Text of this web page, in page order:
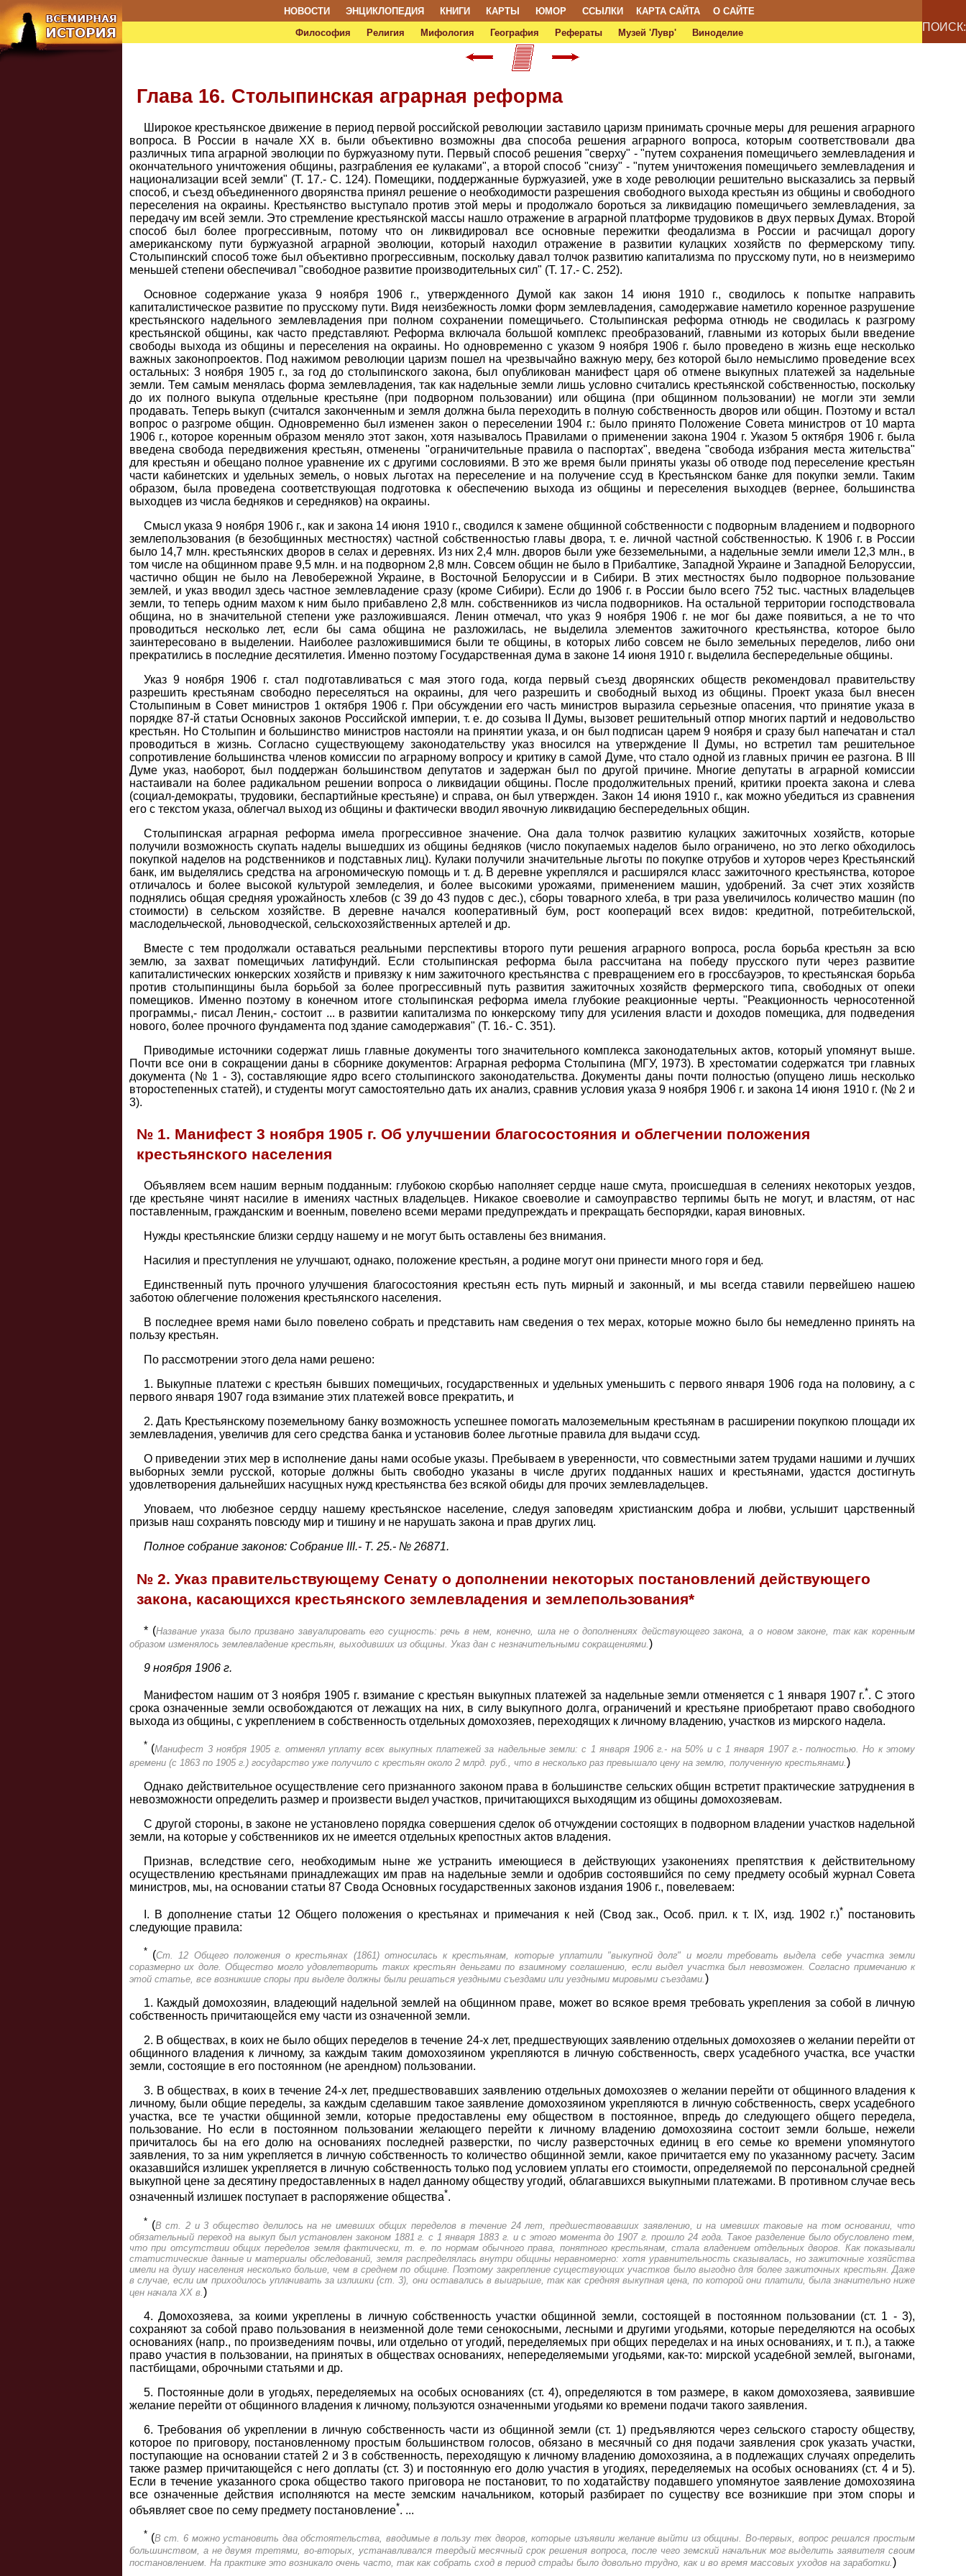
НОВОСТИ ЭНЦИКЛОПЕДИЯ КНИГИ КАРТЫ ЮМОР ССЫЛКИ КАРТА САЙТА
О САЙТЕ
Философия
Религия Мифология География Рефераты Музей 'Лувр' Виноделие ПОИСК:
Глава 16. Столыпинская аграрная реформа
Широкое крестьянское движение в период первой российской революции заставило царизм принимать срочные меры для решения аграрного
вопроса. В России в начале XX в. были объективно возможны два способа решения аграрного вопроса, которым соответствовали два
различных типа аграрной эволюции по буржуазному пути. Первый способ решения "сверху" - "путем сохранения помещичьего землевладения и
окончательного уничтожения общины, разграбления ее кулаками", а второй способ "снизу" - "путем уничтожения помещичьего землевладения и
национализации всей земли" (Т. 17.- С. 124). Помещики, поддержанные буржуазией, уже в ходе революции решительно высказались за первый
способ, и съезд объединенного дворянства принял решение о необходимости разрешения свободного выхода крестьян из общины и свободного
переселения на окраины. Крестьянство выступало против этой меры и продолжало бороться за ликвидацию помещичьего землевладения, за
передачу им всей земли. Это стремление крестьянской массы нашло отражение в аграрной платформе трудовиков в двух первых Думах. Второй
способ был более прогрессивным, потому что он ликвидировал все основные пережитки феодализма в России и расчищал дорогу
американскому пути буржуазной аграрной эволюции, который находил отражение в развитии кулацких хозяйств по фермерскому типу.
Столыпинский способ тоже был объективно прогрессивным, поскольку давал толчок развитию капитализма по прусскому пути, но в неизмеримо
меньшей степени обеспечивал "свободное развитие производительных сил" (Т. 17.- С. 252).
Основное содержание указа 9 ноября 1906 г., утвержденного Думой как закон 14 июня 1910 г., сводилось к попытке направить
капиталистическое развитие по прусскому пути. Видя неизбежность ломки форм землевладения, самодержавие наметило коренное разрушение
крестьянского надельного землевладения при полном сохранении помещичьего. Столыпинская реформа отнюдь не сводилась к разгрому
крестьянской общины, как часто представляют. Реформа включала большой комплекс преобразований, главными из которых были введение
свободы выхода из общины и переселения на окраины. Но одновременно с указом 9 ноября 1906 г. было проведено в жизнь еще несколько
важных законопроектов. Под нажимом революции царизм пошел на чрезвычайно важную меру, без которой было немыслимо проведение всех
остальных: 3 ноября 1905 г., за год до столыпинского закона, был опубликован манифест царя об отмене выкупных платежей за надельные
земли. Тем самым менялась форма землевладения, так как надельные земли лишь условно считались крестьянской собственностью, поскольку
до их полного выкупа отдельные крестьяне (при подворном пользовании) или община (при общинном пользовании) не могли эти земли
продавать. Теперь выкуп (считался законченным и земля должна была переходить в полную собственность дворов или общин. Поэтому и встал
вопрос о разгроме общин. Одновременно был изменен закон о переселении 1904 г.: было принято Положение Совета министров от 10 марта
1906 г., которое коренным образом меняло этот закон, хотя называлось Правилами о применении закона 1904 г. Указом 5 октября 1906 г. была
введена свобода передвижения крестьян, отменены "ограничительные правила о паспортах", введена "свобода избрания места жительства"
для крестьян и обещано полное уравнение их с другими сословиями. В это же время были приняты указы об отводе под переселение крестьян
части кабинетских и удельных земель, о новых льготах на переселение и на получение ссуд в Крестьянском банке для покупки земли. Таким
образом, была проведена соответствующая подготовка к обеспечению выхода из общины и переселения выходцев (вернее, большинства
выходцев из числа бедняков и середняков) на окраины.
Смысл указа 9 ноября 1906 г., как и закона 14 июня 1910 г., сводился к замене общинной собственности с подворным владением и подворного
землепользования (в безобщинных местностях) частной собственностью главы двора, т. е. личной частной собственностью. К 1906 г. в России
было 14,7 млн. крестьянских дворов в селах и деревнях. Из них 2,4 млн. дворов были уже безземельными, а надельные земли имели 12,3 млн., в
том числе на общинном праве 9,5 млн. и на подворном 2,8 млн. Совсем общин не было в Прибалтике, Западной Украине и Западной Белоруссии,
частично общин не было на Левобережной Украине, в Восточной Белоруссии и в Сибири. В этих местностях было подворное пользование
землей, и указ вводил здесь частное землевладение сразу (кроме Сибири). Если до 1906 г. в России было всего 752 тыс. частных владельцев
земли, то теперь одним махом к ним было прибавлено 2,8 млн. собственников из числа подворников. На остальной территории господствовала
община, но в значительной степени уже разложившаяся. Ленин отмечал, что указ 9 ноября 1906 г. не мог бы даже появиться, а не то что
проводиться несколько лет, если бы сама община не разложилась, не выделила элементов зажиточного крестьянства, которое было
заинтересовано в выделении. Наиболее разложившимися были те общины, в которых либо совсем не было земельных переделов, либо они
прекратились в последние десятилетия. Именно поэтому Государственная дума в законе 14 июня 1910 г. выделила беспередельные общины.
Указ 9 ноября 1906 г. стал подготавливаться с мая этого года, когда первый съезд дворянских обществ рекомендовал правительству
разрешить крестьянам свободно переселяться на окраины, для чего разрешить и свободный выход из общины. Проект указа был внесен
Столыпиным в Совет министров 1 октября 1906 г. При обсуждении его часть министров выразила серьезные опасения, что принятие указа в
порядке 87-й статьи Основных законов Российской империи, т. е. до созыва II Думы, вызовет решительный отпор многих партий и недовольство
крестьян. Но Столыпин и большинство министров настояли на принятии указа, и он был подписан царем 9 ноября и сразу был напечатан и стал
проводиться в жизнь. Согласно существующему законодательству указ вносился на утверждение II Думы, но встретил там решительное
сопротивление большинства членов комиссии по аграрному вопросу и критику в самой Думе, что стало одной из главных причин ее разгона. В III
Думе указ, наоборот, был поддержан большинством депутатов и задержан был по другой причине. Многие депутаты в аграрной комиссии
настаивали на более радикальном решении вопроса о ликвидации общины. После продолжительных прений, критики проекта закона и слева
(социал-демократы, трудовики, беспартийные крестьяне) и справа, он был утвержден. Закон 14 июня 1910 г., как можно убедиться из сравнения
его с текстом указа, облегчал выход из общины и фактически вводил явочную ликвидацию беспередельных общин.
Столыпинская аграрная реформа имела прогрессивное значение. Она дала толчок развитию кулацких зажиточных хозяйств, которые
получили возможность скупать наделы вышедших из общины бедняков (число покупаемых наделов было ограничено, но это легко обходилось
покупкой наделов на родственников и подставных лиц). Кулаки получили значительные льготы по покупке отрубов и хуторов через Крестьянский
банк, им выделялись средства на агрономическую помощь и т. д. В деревне укреплялся и расширялся класс зажиточного крестьянства, которое
отличалось и более высокой культурой земледелия, и более высокими урожаями, применением машин, удобрений. За счет этих хозяйств
поднялись общая средняя урожайность хлебов (с 39 до 43 пудов с дес.), сборы товарного хлеба, в три раза увеличилось количество машин (по
стоимости) в сельском хозяйстве. В деревне начался кооперативный бум, рост коопераций всех видов: кредитной, потребительской,
маслодельческой, льноводческой, сельскохозяйственных артелей и др.
Вместе с тем продолжали оставаться реальными перспективы второго пути решения аграрного вопроса, росла борьба крестьян за всю
землю, за захват помещичьих латифундий. Если столыпинская реформа была рассчитана на победу прусского пути через развитие
капиталистических юнкерских хозяйств и привязку к ним зажиточного крестьянства с превращением его в гроссбауэров, то крестьянская борьба
против столыпинщины была борьбой за более прогрессивный путь развития зажиточных хозяйств фермерского типа, свободных от опеки
помещиков. Именно поэтому в конечном итоге столыпинская реформа имела глубокие реакционные черты. "Реакционность черносотенной
программы,- писал Ленин,- состоит ... в развитии капитализма по юнкерскому типу для усиления власти и доходов помещика, для подведения
нового, более прочного фундамента под здание самодержавия" (Т. 16.- С. 351).
Приводимые источники содержат лишь главные документы того значительного комплекса законодательных актов, который упомянут выше.
Почти все они в сокращении даны в сборнике документов: Аграрная реформа Столыпина (МГУ, 1973). В хрестоматии содержатся три главных
документа (№ 1 - 3), составляющие ядро всего столыпинского законодательства. Документы даны почти полностью (опущено лишь несколько
второстепенных статей), и студенты могут самостоятельно дать их анализ, сравнив условия указа 9 ноября 1906 г. и закона 14 июня 1910 г. (№ 2 и
3).
№ 1. Манифест 3 ноября 1905 г. Об улучшении благосостояния и облегчении положения
крестьянского населения
Объявляем всем нашим верным подданным: глубокою скорбью наполняет сердце наше смута, происшедшая в селениях некоторых уездов,
где крестьяне чинят насилие в имениях частных владельцев. Никакое своеволие и самоуправство терпимы быть не могут, и властям, от нас
поставленным, гражданским и военным, повелено всеми мерами предупреждать и прекращать беспорядки, карая виновных.
Нужды крестьянские близки сердцу нашему и не могут быть оставлены без внимания.
Насилия и преступления не улучшают, однако, положение крестьян, а родине могут они принести много горя и бед.
Единственный путь прочного улучшения благосостояния крестьян есть путь мирный и законный, и мы всегда ставили первейшею нашею
заботою облегчение положения крестьянского населения.
В последнее время нами было повелено собрать и представить нам сведения о тех мерах, которые можно было бы немедленно принять на
пользу крестьян.
По рассмотрении этого дела нами решено:
1. Выкупные платежи с крестьян бывших помещичьих, государственных и удельных уменьшить с первого января 1906 года на половину, а с
первого января 1907 года взимание этих платежей вовсе прекратить, и
2. Дать Крестьянскому поземельному банку возможность успешнее помогать малоземельным крестьянам в расширении покупкою площади их
землевладения, увеличив для сего средства банка и установив более льготные правила для выдачи ссуд.
О приведении этих мер в исполнение даны нами особые указы. Пребываем в уверенности, что совместными затем трудами нашими и лучших
выборных земли русской, которые должны быть свободно указаны в числе других подданных наших и крестьянами, удастся достигнуть
удовлетворения дальнейших насущных нужд крестьянства без всякой обиды для прочих землевладельцев.
Уповаем, что любезное сердцу нашему крестьянское население, следуя заповедям христианским добра и любви, услышит царственный
призыв наш сохранять повсюду мир и тишину и не нарушать закона и прав других лиц.
Полное собрание законов: Собрание III.- Т. 25.- № 26871.
№ 2. Указ правительствующему Сенату о дополнении некоторых постановлений действующего
закона, касающихся крестьянского землевладения и землепользования*
* (Название указа было призвано завуалировать его сущность: речь в нем, конечно, шла не о дополнениях действующего закона, а о новом законе, так как коренным
образом изменялось землевладение крестьян, выходивших из общины. Указ дан с незначительными сокращениями.)
9 ноября 1906 г.
Манифестом нашим от 3 ноября 1905 г. взимание с крестьян выкупных платежей за надельные земли отменяется с 1 января 1907 г.*. С этого
срока означенные земли освобождаются от лежащих на них, в силу выкупного долга, ограничений и крестьяне приобретают право свободного
выхода из общины, с укреплением в собственность отдельных домохозяев, переходящих к личному владению, участков из мирского надела.
* (Манифест 3 ноября 1905 г. отменял уплату всех выкупных платежей за надельные земли: с 1 января 1906 г.- на 50% и с 1 января 1907 г.- полностью. Но к этому
времени (с 1863 по 1905 г.) государство уже получило с крестьян около 2 млрд. руб., что в несколько раз превышало цену на землю, полученную крестьянами. )
Однако действительное осуществление сего признанного законом права в большинстве сельских общин встретит практические затруднения в
невозможности определить размер и произвести выдел участков, причитающихся выходящим из общины домохозяевам.
С другой стороны, в законе не установлено порядка совершения сделок об отчуждении состоящих в подворном владении участков надельной
земли, на которые у собственников их не имеется отдельных крепостных актов владения.
Признав, вследствие сего, необходимым ныне же устранить имеющиеся в действующих узаконениях препятствия к действительному
осуществлению крестьянами принадлежащих им прав на надельные земли и одобрив состоявшийся по сему предмету особый журнал Совета
министров, мы, на основании статьи 87 Свода Основных государственных законов издания 1906 г., повелеваем:
I. В дополнение статьи 12 Общего положения о крестьянах и примечания к ней (Свод зак., Особ. прил. к т. IX, изд. 1902 г.)* постановить
следующие правила:
* (Ст. 12 Общего положения о крестьянах (1861) относилась к крестьянам, которые уплатили "выкупной долг" и могли требовать выдела себе участка земли
соразмерно их доле. Общество могло удовлетворить таких крестьян деньгами по взаимному соглашению, если выдел участка был невозможен. Согласно примечанию к
этой статье, все возникшие споры при выделе должны были решаться уездными съездами или уездными мировыми съездами.)
1. Каждый домохозяин, владеющий надельной землей на общинном праве, может во всякое время требовать укрепления за собой в личную
собственность причитающейся ему части из означенной земли.
2. В обществах, в коих не было общих переделов в течение 24-х лет, предшествующих заявлению отдельных домохозяев о желании перейти от
общинного владения к личному, за каждым таким домохозяином укрепляются в личную собственность, сверх усадебного участка, все участки
земли, состоящие в его постоянном (не арендном) пользовании.
3. В обществах, в коих в течение 24-х лет, предшествовавших заявлению отдельных домохозяев о желании перейти от общинного владения к
личному, были общие переделы, за каждым сделавшим такое заявление домохозяином укрепляются в личную собственность, сверх усадебного
участка, все те участки общинной земли, которые предоставлены ему обществом в постоянное, впредь до следующего общего передела,
пользование. Но если в постоянном пользовании желающего перейти к личному владению домохозяина состоит земли больше, нежели
причиталось бы на его долю на основаниях последней разверстки, по числу разверсточных единиц в его семье ко времени упомянутого
заявления, то за ним укрепляется в личную собственность то количество общинной земли, какое причитается ему по указанному расчету. Засим
оказавшийся излишек укрепляется в личную собственность только под условием уплаты его стоимости, определяемой по персональной средней
выкупной цене за десятину предоставленных в надел данному обществу угодий, облагавшихся выкупными платежами. В противном случае весь
означенный излишек поступает в распоряжение общества*.
* (В ст. 2 и 3 общество делилось на не имевших общих переделов в течение 24 лет, предшествовавших заявлению, и на имевших таковые на том основании, что
обязательный переход на выкуп был установлен законом 1881 г. с 1 января 1883 г. и с этого момента до 1907 г. прошло 24 года. Такое разделение было обусловлено тем,
что при отсутствии общих переделов земля фактически, т. е. по нормам обычного права, понятного крестьянам, стала владением отдельных дворов. Как показывали
статистические данные и материалы обследований, земля распределялась внутри общины неравномерно: хотя уравнительность сказывалась, но зажиточные хозяйства
имели на душу населения несколько больше, чем в среднем по общине. Поэтому закрепление существующих участков было выгодно для более зажиточных крестьян. Даже
в случае, если им приходилось уплачивать за излишки (ст. 3), они оставались в выигрыше, так как средняя выкупная цена, по которой они платили, была значительно ниже
цен начала XX в.)
4. Домохозяева, за коими укреплены в личную собственность участки общинной земли, состоящей в постоянном пользовании (ст. 1 - 3),
сохраняют за собой право пользования в неизменной доле теми сенокосными, лесными и другими угодьями, которые переделяются на особых
основаниях (напр., по произведениям почвы, или отдельно от угодий, переделяемых при общих переделах и на иных основаниях, и т. п.), а также
право участия в пользовании, на принятых в обществах основаниях, непеределяемыми угодьями, как-то: мирской усадебной землей, выгонами,
пастбищами, оброчными статьями и др.
5. Постоянные доли в угодьях, переделяемых на особых основаниях (ст. 4), определяются в том размере, в каком домохозяева, заявившие
желание перейти от общинного владения к личному, пользуются означенными угодьями ко времени подачи такого заявления.
6. Требования об укреплении в личную собственность части из общинной земли (ст. 1) предъявляются через сельского старосту обществу,
которое по приговору, постановленному простым большинством голосов, обязано в месячный со дня подачи заявления срок указать участки,
поступающие на основании статей 2 и 3 в собственность, переходящую к личному владению домохозяина, а в подлежащих случаях определить
также размер причитающейся с него доплаты (ст. 3) и постоянную его долю участия в угодиях, переделяемых на особых основаниях (ст. 4 и 5).
Если в течение указанного срока общество такого приговора не постановит, то по ходатайству подавшего упомянутое заявление домохозяина
все означенные действия исполняются на месте земским начальником, который разбирает по существу все возникшие при этом споры и
объявляет свое по сему предмету постановление*. ...
* (В ст. 6 можно установить два обстоятельства, вводимые в пользу тех дворов, которые изъявили желание выйти из общины. Во-первых, вопрос решался простым
большинством, а не двумя третями, во-вторых, устанавливался твердый месячный срок решения вопроса, после чего земский начальник мог выделить заявителя своим
постановлением. На практике это возникало очень часто, так как собрать сход в период страды было довольно трудно, как и во время массовых уходов на заработки. )